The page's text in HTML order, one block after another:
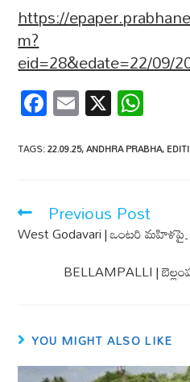
https://
m?
eid=28&edate=22/09/
F
ac
e
o
o
E
m
ail
X
at
A
p
p
TAGS:22.09.25,ANDHRA PRABHA,
Previous Post
West Godavari | ఒంటరి
BELLAMPALLI |
YOU MIGHT ALSO LIKE